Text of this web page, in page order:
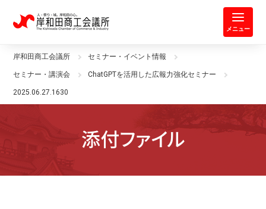
岸和田商工会議所 | 人・祭り・城。
メニュー
岸和田商工会議所 セミナー・イベント情報
セミナー・講演会 ChatGPTを活用した広報力強化セミナー
2025.06.27.1630
添付ファイル